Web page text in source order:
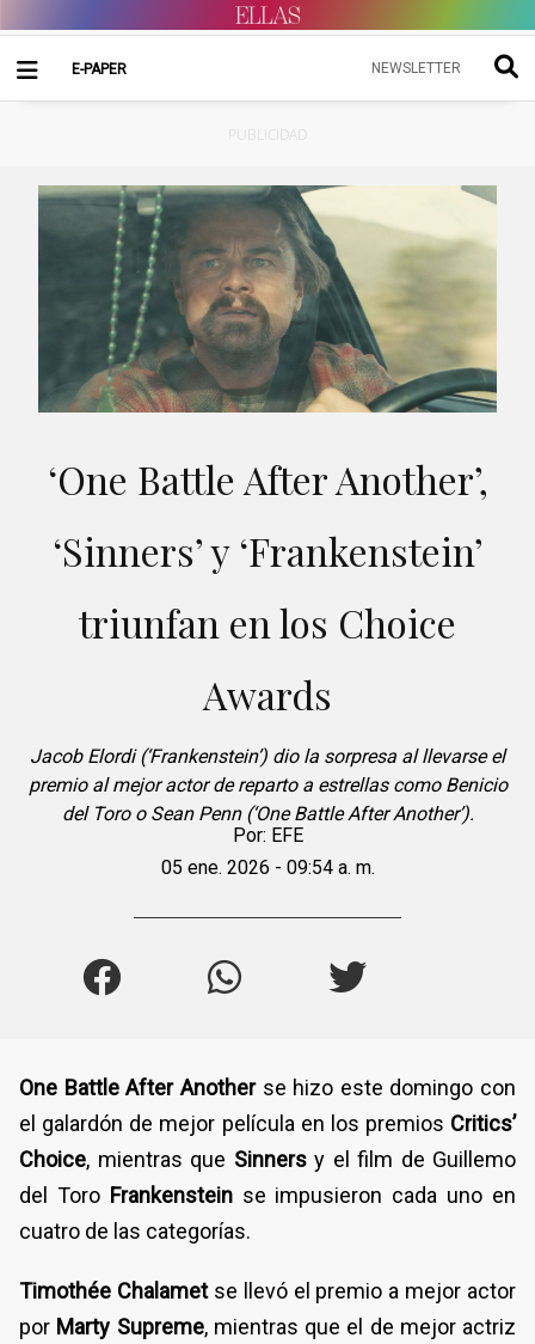
E-PAPER NEWSLETTER
PUBLICIDAD
‘One Battle After Another’,
‘Sinners’ y ‘Frankenstein’
triunfan en los Choice
Awards
Jacob Elordi (‘Frankenstein’) dio la sorpresa al llevarse el
premio al mejor actor de reparto a estrellas como Benicio
del Toro o Sean Penn (‘One Battle After Another’).
Por: EFE
05 ene. 2026 - 09:54 a. m.
One Battle After Another se hizo este domingo con
el galardón de mejor película en los premios Critics’
Choice, mientras que Sinnersy el film de Guillemo
del Toro Frankensteinse impusieron cada uno en
cuatro de las categorías.
Timothée Chalametse llevó el premio a mejor actor
por Marty Supreme, mientras que el de mejor actriz